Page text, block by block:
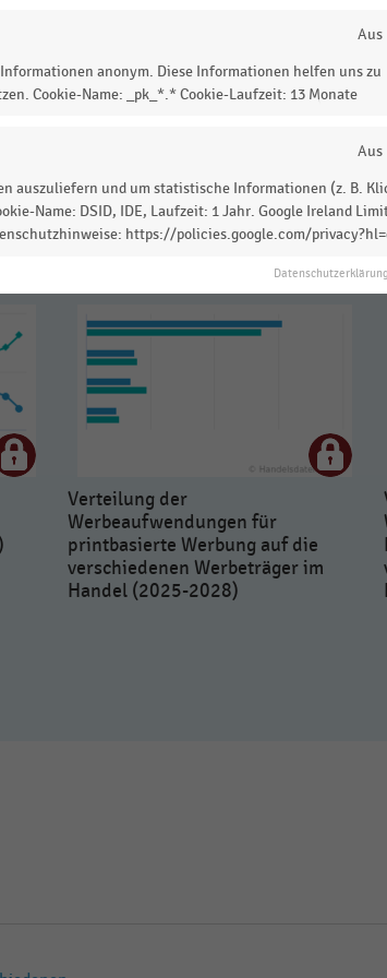
oder
Verteilung der
Werbeaufwendungen für
printbasierte Werbung auf die
verschiedenen Werbeträger im
Handel (2025-2028)
anonym. Diese Informationen helfen uns zu
Cookie-Name: _pk_*.* Cookie-Laufzeit: 13 Monate
auszuliefern und um statistische Informationen (z. B.
Name: DSID, IDE, Laufzeit: 1 Jahr. Google Ireland
https://policies.google.com/
Datenschutzerklärung